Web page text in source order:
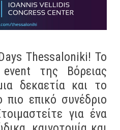
Thessaloniki! Το
της Βόρειας
δεκαετία και το
επικό συνέδριο
για ένα